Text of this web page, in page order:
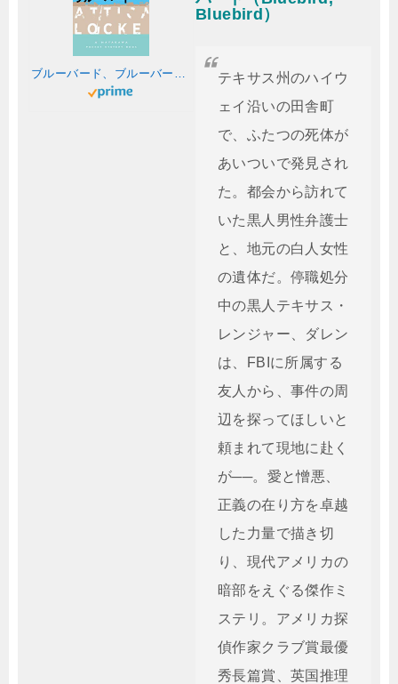
ブルーバード、ブルーバード (ハヤカワ・ポケット・ミステリ)
Bluebird）
テキサス州のハイウ
ェイ沿いの田舎町
で、ふたつの死体が
あいついで発見され
た。都会から訪れて
いた黒人男性弁護士
と、地元の白人女性
の遺体だ。停職処分
中の黒人テキサス・
レンジャー、ダレン
は、FBIに所属する
友人から、事件の周
辺を探ってほしいと
頼まれて現地に赴く
が──。愛と憎悪、
正義の在り方を卓越
した力量で描き切
り、現代アメリカの
暗部をえぐる傑作ミ
ステリ。アメリカ探
偵作家クラブ賞最優
秀長篇賞、英国推理